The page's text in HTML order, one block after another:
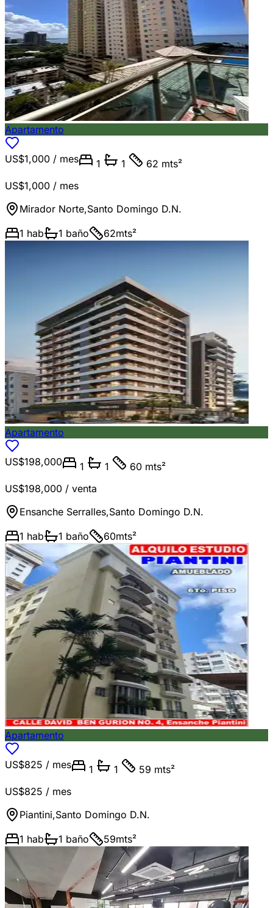
Apartamento
US$1,000 / mes 1 1
62 mts²
US$1,000 / mes
Mirador Norte,Santo Domingo D.N.
1 hab 1 baño 62mts²
Apartamento
US$198,000 1 1
60 mts²
US$198,000 / venta
Ensanche Serralles,Santo Domingo D.N.
1 hab 1 baño 60mts²
Apartamento
US$825 / mes 1 1
59 mts²
US$825 / mes
Piantini,Santo Domingo D.N.
1 hab 1 baño 59mts²